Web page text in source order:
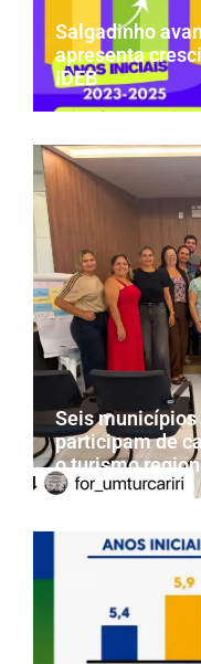
Salgadinho
apresenta
IDEB
Seis
participam de
o turismo